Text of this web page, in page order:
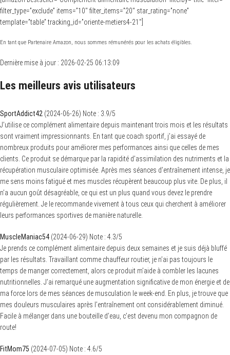
filter_type=”exclude” items=”10″ filter_items=”20″ star_rating=”none”
template=”table” tracking_id=”oriente-metiers4-21″]
En tant que Partenaire Amazon, nous sommes rémunérés pour les achats éligibles.
Dernière mise à jour : 2026-02-25 06:13:09
Les meilleurs avis utilisateurs
SportAddict42 (2024-06-26) Note : 3.9/5
J’utilise ce complément alimentaire depuis maintenant trois mois et les résultats
sont vraiment impressionnants. En tant que coach sportif, j’ai essayé de
nombreux produits pour améliorer mes performances ainsi que celles de mes
clients. Ce produit se démarque par la rapidité d’assimilation des nutriments et la
récupération musculaire optimisée. Après mes séances d’entraînement intense, je
me sens moins fatigué et mes muscles récupèrent beaucoup plus vite. De plus, il
n’a aucun goût désagréable, ce qui est un plus quand vous devez le prendre
régulièrement. Je le recommande vivement à tous ceux qui cherchent à améliorer
leurs performances sportives de manière naturelle.
MuscleManiac54 (2024-06-29) Note : 4.3/5
Je prends ce complément alimentaire depuis deux semaines et je suis déjà bluffé
par les résultats. Travaillant comme chauffeur routier, je n’ai pas toujours le
temps de manger correctement, alors ce produit m’aide à combler les lacunes
nutritionnelles. J’ai remarqué une augmentation significative de mon énergie et de
ma force lors de mes séances de musculation le week-end. En plus, je trouve que
mes douleurs musculaires après l’entraînement ont considérablement diminué.
Facile à mélanger dans une bouteille d’eau, c’est devenu mon compagnon de
route!
FitMom75 (2024-07-05) Note : 4.6/5